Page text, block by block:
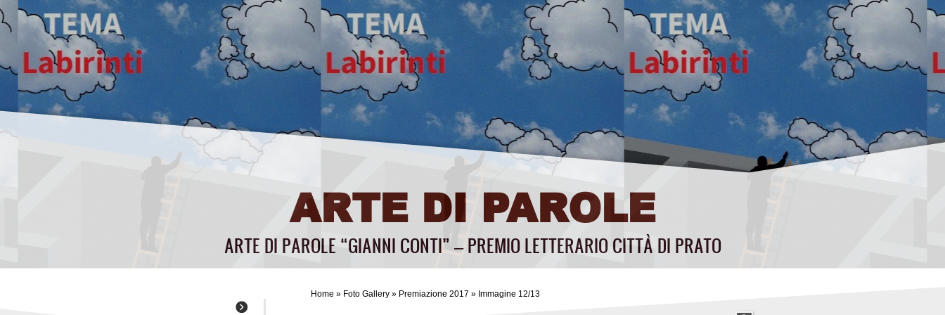
ARTE DI PAROLE
ARTE DI PAROLE “GIANNI CONTI” – PREMIO LETTERARIO CITTÀ DI PRATO
Home » Foto Gallery » Premiazione 2017 » Immagine 12/13